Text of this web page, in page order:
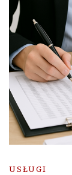
USŁUGI